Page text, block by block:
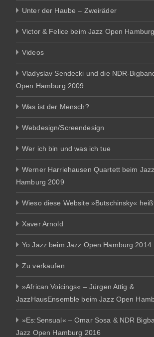
Unter der Haube – Zweiräder
Victor & Felice beim Jazz Open
Videos
Vladyslav Sendecki und die NDR-
Open Hamburg 2009
Was ist der Mensch?
Webdesign/Screendesign
Wer ich bin und was ich tue
Werner Harriehausen Quartett beim
Hamburg 2009
Wieso diese Website »Butschinsky«
Xaver Arnold
Yo Jazz beim Jazz Open Hamburg 2014
Zu verkaufen
»African Voicings« – Jürgen Attig &
JazzHausEnsemble beim Jazz Open
»Es:Sensual« – Omar Sosa & NDR
Jazz Open Hamburg 2016